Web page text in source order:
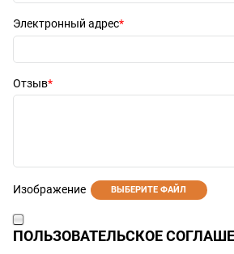
Электронный адрес
Отзыв
Изображение ВЫБЕРИТЕ ФАЙЛ
ПОЛЬЗОВАТЕЛЬСКОЕ